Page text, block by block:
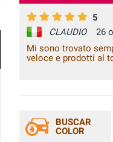
5
CLAUDIO
26
Mi sono trovato
veloce e prodotti al
BUSCAR
COLOR